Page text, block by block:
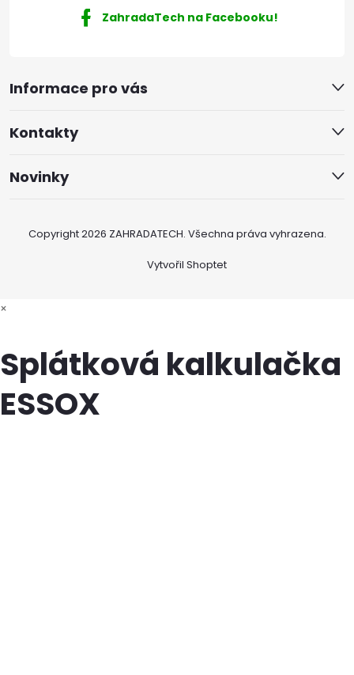
Informace pro vás
Kontakty
Novinky
ZahradaTech na Facebooku!
Vytvořil Shoptet
Copyright 2026 ZAHRADATECH. Všechna práva vyhrazena.
×
Splátková kalkulačka
ESSOX